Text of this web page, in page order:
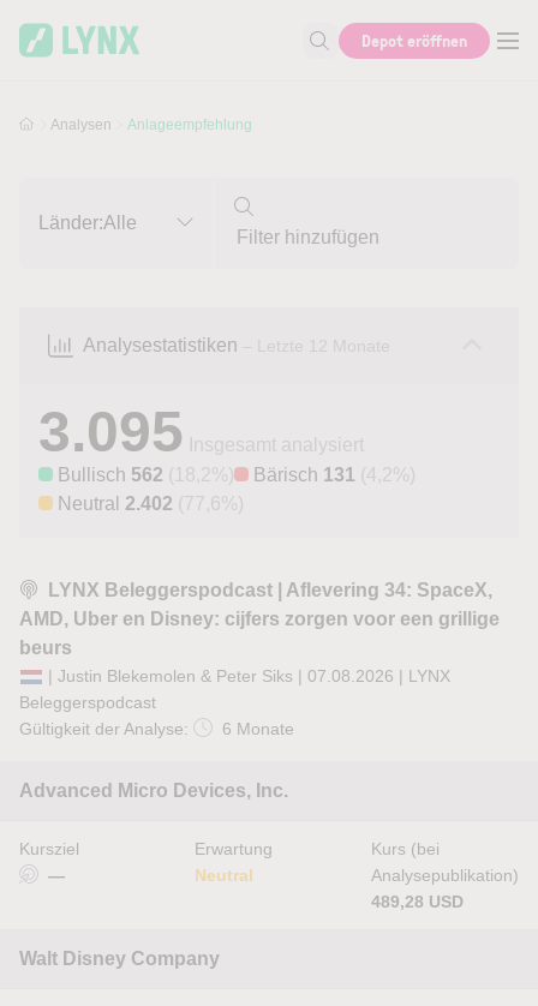
Suche nach Aktie, Autor...
Depot eröffnen
Analysen Anlageempfehlung
Länder:Alle
Analysestatistiken – Letzte 12 Monate
3.095
Insgesamt analysiert
Bullisch 562 (18,2%) Bärisch 131 (4,2%)
Neutral 2.402 (77,6%)
LYNX Beleggerspodcast | Aflevering 34: SpaceX,
AMD, Uber en Disney: cijfers zorgen voor een grillige
beurs
| Justin Blekemolen & Peter Siks | 07.08.2026 | LYNX
Beleggerspodcast
Gültigkeit der Analyse:
6 Monate
Advanced Micro Devices, Inc.
Kursziel
—
Erwartung
Neutral
Kurs (bei
Analysepublikation)
489,28 USD
Walt Disney Company